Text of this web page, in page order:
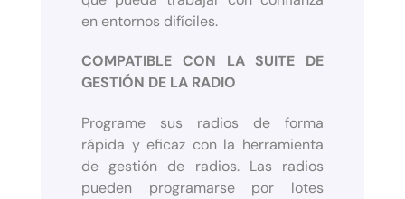
en entornos difíciles.
COMPATIBLE CON LA SUITE DE
GESTIÓN DE LA RADIO
Programe sus radios de forma
rápida y eficaz con la herramienta
de gestión de radios. Las radios
pueden programarse por lotes